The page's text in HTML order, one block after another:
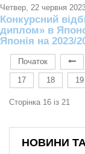
Четвер, 22 червня
Конкурсний
диплом» в
Японія на 2023/
Початок
17 18 19
Сторінка 16 із 21
НОВИНИ ТА